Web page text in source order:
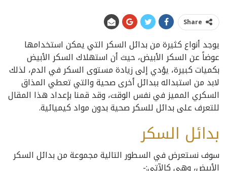
Share
يوجد أنواع كثيرة من بدائل السكر التي يمكن استخدامها
عوضاً عن السكر الأبيض، حيث أن استهلاك السكر الأبيض
بكميات كبيرة، يؤدي إلى زيادة مستوى السكر في الدم، لذلك
لابد من استبداله ببدائل أخرى صحية والتي تعطي المذاق
السكري المميز في نفس الوقت، وقد قمنا بإعداد هذا المقال
للتعرف على بدائل للسكر صحية بدون مواد كيميائية.
بدائل السكر
سوف نستعرض في السطور التالية مجموعة من بدائل السكر
الأبيض، وهى كالآتي:-